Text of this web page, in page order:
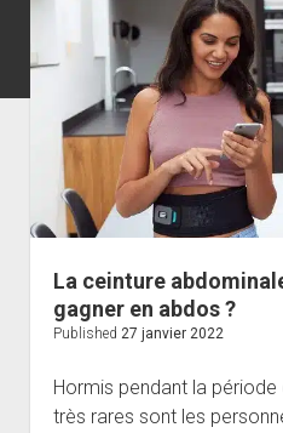
La ceinture
gagner en abdos ?
Published 27 janvier 2022
Hormis pendant la
très rares sont les